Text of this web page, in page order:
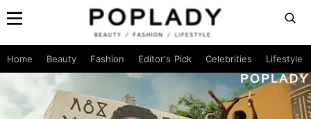
Home Beauty Fashion Editor's Pick Celebrities Lifestyle